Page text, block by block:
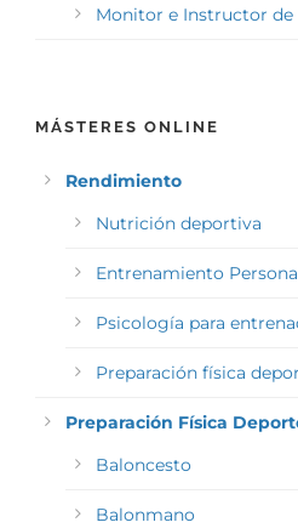
Monitor e Instructor de
MÁSTERES ONLINE
Rendimiento
Nutrición deportiva
Entrenamiento
Psicología para
Preparación física
Preparación Física
Baloncesto
Balonmano